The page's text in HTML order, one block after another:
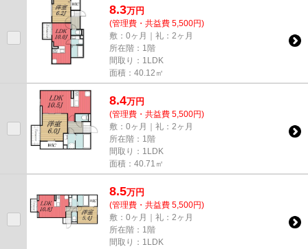
8.3万円
(管理費・共益費 5,500円)
敷：0ヶ月｜礼：2ヶ月
所在階：1階
間取り：1LDK
面積：40.12㎡
8.4万円
(管理費・共益費 5,500円)
敷：0ヶ月｜礼：2ヶ月
所在階：1階
間取り：1LDK
面積：40.71㎡
8.5万円
(管理費・共益費 5,500円)
敷：0ヶ月｜礼：2ヶ月
所在階：1階
間取り：1LDK